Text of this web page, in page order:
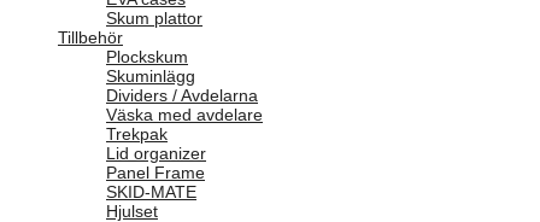
Skum plattor
Tillbehör
Plockskum
Skuminlägg
Dividers / Avdelarna
Väska med avdelare
Trekpak
Lid organizer
Panel Frame
SKID-MATE
Hjulset